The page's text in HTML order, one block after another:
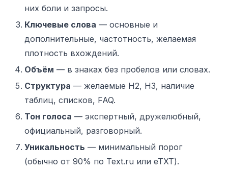
них боли и запросы.
Ключевые слова — основные и
дополнительные, частотность, желаемая
плотность вхождений.
Объём — в знаках без пробелов или словах.
Структура — желаемые H2, H3, наличие
таблиц, списков, FAQ.
Тон голоса — экспертный, дружелюбный,
официальный, разговорный.
Уникальность — минимальный порог
(обычно от 90% по Text.ru или eTXT).